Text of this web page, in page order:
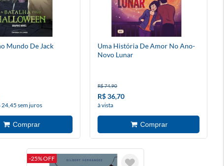
Mundo De Jack
24,45 sem juros
Uma História De Amor No Ano-
Novo Lunar
R$ 74,90
R$ 36,70
à vista
-25% OFF